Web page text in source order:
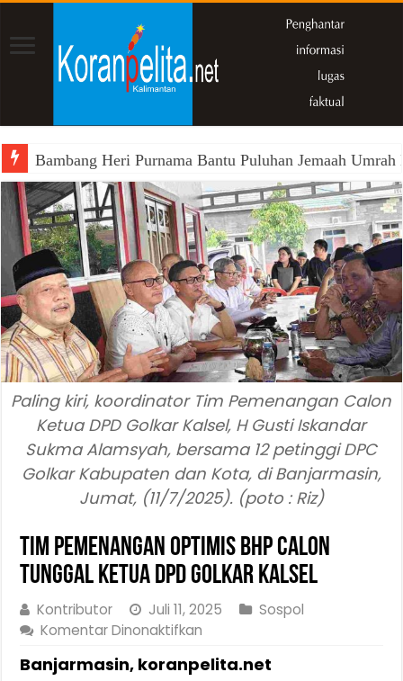
Bambang Heri Purnama Bantu Puluhan Jemaah
Paling kiri, koordinator Tim Pemenangan Calon
Ketua DPD Golkar Kalsel, H Gusti Iskandar
Sukma Alamsyah, bersama 12 petinggi DPC
Golkar Kabupaten dan Kota, di Banjarmasin,
Jumat, (11/7/2025). (poto : Riz)
Tim Pemenangan Optimis BHP Calon
Tunggal Ketua DPD Golkar Kalsel
Kontributor Juli 11, 2025
Sospol
Komentar Dinonaktifkan
Pemenangan
Banjarmasin, koranpelita.net